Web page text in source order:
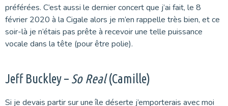
préférées. C’est aussi le dernier concert que j’ai fait, le 8
février 2020 à la Cigale alors je m’en rappelle très bien, et ce
soir-là je n’étais pas prête à recevoir une telle puissance
vocale dans la tête (pour être polie).
Jeff Buckley – So Real(Camille)
Si je devais partir sur une île déserte j’emporterais avec moi